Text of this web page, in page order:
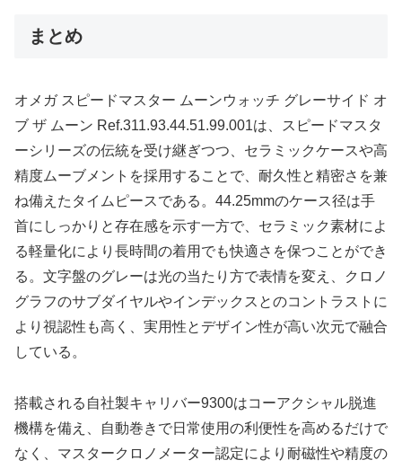
まとめ
オメガ スピードマスター ムーンウォッチ グレーサイド オ
ブ ザ ムーン Ref.311.93.44.51.99.001は、スピードマスタ
ーシリーズの伝統を受け継ぎつつ、セラミックケースや高
精度ムーブメントを採用することで、耐久性と精密さを兼
ね備えたタイムピースである。44.25mmのケース径は手
首にしっかりと存在感を示す一方で、セラミック素材によ
る軽量化により長時間の着用でも快適さを保つことができ
る。文字盤のグレーは光の当たり方で表情を変え、クロノ
グラフのサブダイヤルやインデックスとのコントラストに
より視認性も高く、実用性とデザイン性が高い次元で融合
している。
搭載される自社製キャリバー9300はコーアクシャル脱進
機構を備え、自動巻きで日常使用の利便性を高めるだけで
なく、マスタークロノメーター認定により耐磁性や精度の